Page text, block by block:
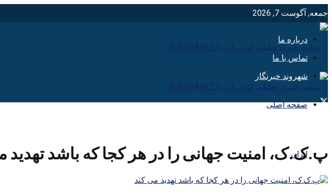
جمعه, آگوست 7, 2026
درباره ما
تماس با ما
شهروند خبرنگار
صفحه اصلی
ایران
پ.ک.ک، امنیت جهانی را در هر کجا که باشد تهدید